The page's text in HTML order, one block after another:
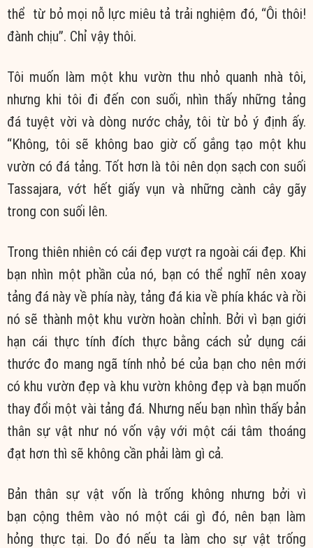
thể từ bỏ mọi nỗ lực miêu tả trải nghiệm đó, “Ôi thôi!
đành chịu”. Chỉ vậy thôi.
Tôi muốn làm một khu vườn thu nhỏ quanh nhà tôi,
nhưng khi tôi đi đến con suối, nhìn thấy những tảng
đá tuyệt vời và dòng nước chảy, tôi từ bỏ ý định ấy.
“Không, tôi sẽ không bao giờ cố gắng tạo một khu
vườn có đá tảng. Tốt hơn là tôi nên dọn sạch con suối
Tassajara, vớt hết giấy vụn và những cành cây gãy
trong con suối lên.
Trong thiên nhiên có cái đẹp vượt ra ngoài cái đẹp. Khi
bạn nhìn một phần của nó, bạn có thể nghĩ nên xoay
tảng đá này về phía này, tảng đá kia về phía khác và rồi
nó sẽ thành một khu vườn hoàn chỉnh. Bởi vì bạn giới
hạn cái thực tính đích thực bằng cách sử dụng cái
thước đo mang ngã tính nhỏ bé của bạn cho nên mới
có khu vườn đẹp và khu vườn không đẹp và bạn muốn
thay đổi một vài tảng đá. Nhưng nếu bạn nhìn thấy bản
thân sự vật như nó vốn vậy với một cái tâm thoáng
đạt hơn thì sẽ không cần phải làm gì cả.
Bản thân sự vật vốn là trống không nhưng bởi vì
bạn cộng thêm vào nó một cái gì đó, nên bạn làm
hỏng thực tại. Do đó nếu ta làm cho sự vật trống